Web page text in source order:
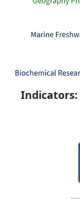
Indicators: